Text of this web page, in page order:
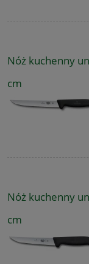
Nóż kuchenny
cm
Nóż kuchenny
cm